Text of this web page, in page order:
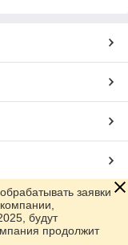
заявки
будут
продолжит